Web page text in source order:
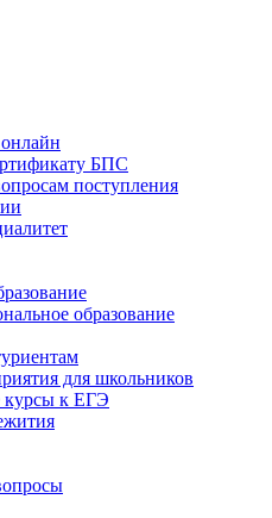
БПС
поступления
образование
для школьников
курсы к ЕГЭ